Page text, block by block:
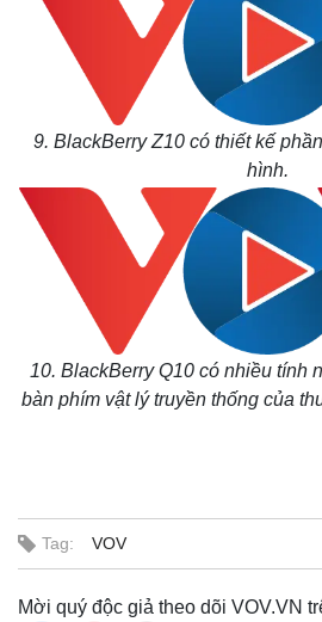
9. BlackBerry Z10 có thiết kế
hình.
10. BlackBerry Q10 có nhiều tính
bàn phím vật lý truyền thống của
Tag: VOV
Mời quý độc giả theo dõi VOV.VN